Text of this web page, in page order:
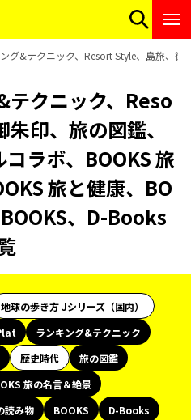
グ&テクニック、Resort Style、島旅、御
クニック、Reso
印、旅の図鑑、
ラボ、BOOKS 旅
旅と健康、BO
、D-Books
地球の歩き方 Jシリーズ（国内）
ランキング&テクニック
歴史時代
旅の図鑑
旅の名言＆絶景
読み物 BOOKS
D-Books